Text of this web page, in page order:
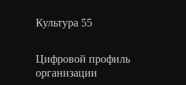
Культура 55
Цифровой профиль
организации